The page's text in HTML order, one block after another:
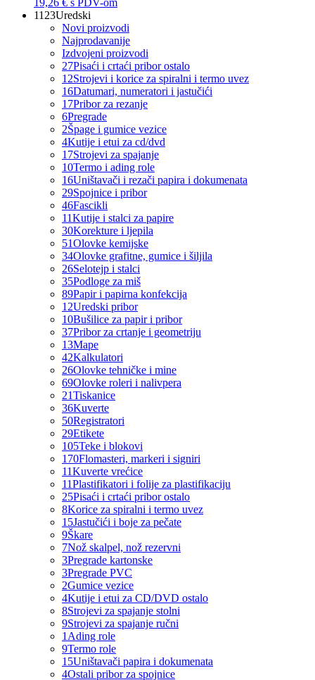
19,26 € s PDV-om
1123Uredski
Novi proizvodi
Najprodavanije
Izdvojeni proizvodi
27Pisaći i crtaći pribor ostalo
12Strojevi i korice za spiralni i termo uvez
16Datumari, numeratori i jastučići
17Pribor za rezanje
6Pregrade
2Špage i gumice vezice
4Kutije i etui za cd/dvd
17Strojevi za spajanje
10Termo i ading role
16Uništavači i rezači papira i dokumenata
29Spojnice i pribor
46Fascikli
11Kutije i stalci za papire
30Korekture i ljepila
51Olovke kemijske
34Olovke grafitne, gumice i šiljila
26Selotejp i stalci
35Podloge za miš
89Papir i papirna konfekcija
12Uredski pribor
10Bušilice za papir i pribor
37Pribor za crtanje i geometriju
13Mape
42Kalkulatori
26Olovke tehničke i mine
69Olovke roleri i nalivpera
21Tiskanice
36Kuverte
50Registratori
29Etikete
105Teke i blokovi
170Flomasteri, markeri i signiri
11Kuverte vrećice
11Plastifikatori i folije za plastifikaciju
25Pisaći i crtaći pribor ostalo
8Korice za spiralni i termo uvez
15Jastučići i boje za pečate
9Škare
7Nož skalpel, nož rezervni
3Pregrade kartonske
3Pregrade PVC
2Gumice vezice
4Kutije i etui za CD/DVD ostalo
8Strojevi za spajanje stolni
9Strojevi za spajanje ručni
1 Ading role
9Termo role
15Uništavači papira i dokumenata
4Ostali pribor za spojnice